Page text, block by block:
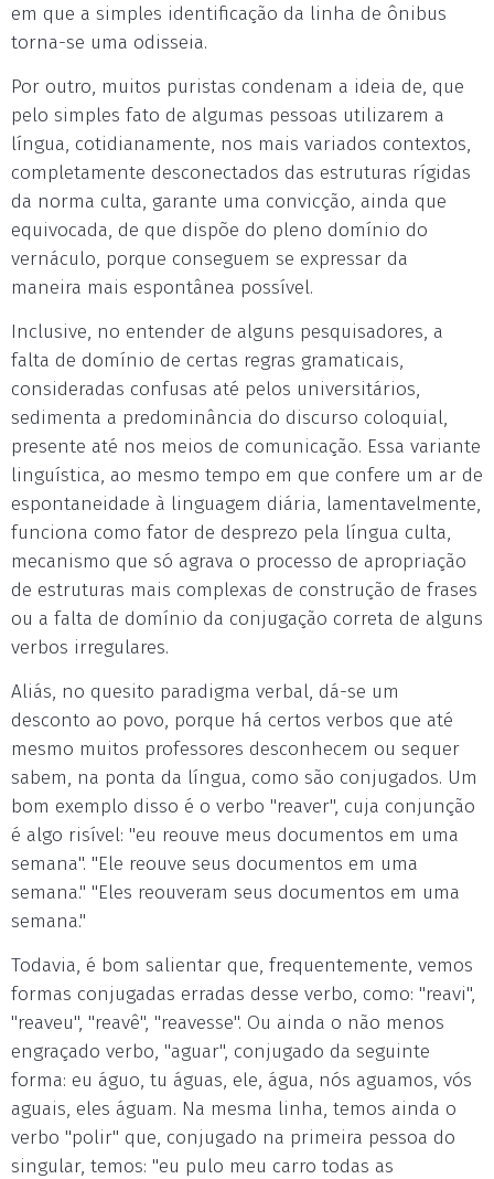
em que a simples identificação da linha de ônibus
torna-se uma odisseia.
Por outro, muitos puristas condenam a ideia de, que
pelo simples fato de algumas pessoas utilizarem a
língua, cotidianamente, nos mais variados contextos,
completamente desconectados das estruturas rígidas
da norma culta, garante uma convicção, ainda que
equivocada, de que dispõe do pleno domínio do
vernáculo, porque conseguem se expressar da
maneira mais espontânea possível.
Inclusive, no entender de alguns pesquisadores, a
falta de domínio de certas regras gramaticais,
consideradas confusas até pelos universitários,
sedimenta a predominância do discurso coloquial,
presente até nos meios de comunicação. Essa variante
linguística, ao mesmo tempo em que confere um ar de
espontaneidade à linguagem diária, lamentavelmente,
funciona como fator de desprezo pela língua culta,
mecanismo que só agrava o processo de apropriação
de estruturas mais complexas de construção de frases
ou a falta de domínio da conjugação correta de alguns
verbos irregulares.
Aliás, no quesito paradigma verbal, dá-se um
desconto ao povo, porque há certos verbos que até
mesmo muitos professores desconhecem ou sequer
sabem, na ponta da língua, como são conjugados. Um
bom exemplo disso é o verbo "reaver", cuja conjunção
é algo risível: "eu reouve meus documentos em uma
semana". "Ele reouve seus documentos em uma
semana." "Eles reouveram seus documentos em uma
semana."
Todavia, é bom salientar que, frequentemente, vemos
formas conjugadas erradas desse verbo, como: "reavi",
"reaveu", "reavê", "reavesse". Ou ainda o não menos
engraçado verbo, "aguar", conjugado da seguinte
forma: eu águo, tu águas, ele, água, nós aguamos, vós
aguais, eles águam. Na mesma linha, temos ainda o
verbo "polir" que, conjugado na primeira pessoa do
singular, temos: "eu pulo meu carro todas as